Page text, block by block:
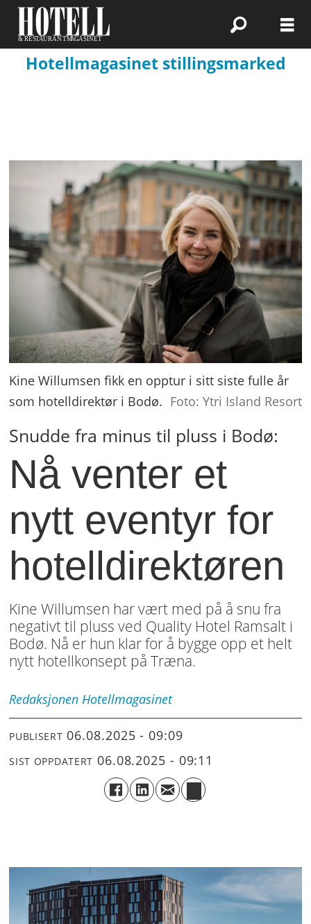
Hotellmagasinet stillingsmarked
Kine Willumsen fikk en opptur i sitt siste fulle år
som hotelldirektør i Bodø. Foto: Ytri Island Resort
Snudde fra minus til pluss i Bodø:
Nå venter et
nytt eventyr for
hotelldirektøren
Kine Willumsen har vært med på å snu fra
negativt til pluss ved Quality Hotel Ramsalt i
Bodø. Nå er hun klar for å bygge opp et helt
nytt hotellkonsept på Træna.
Redaksjonen Hotellmagasinet
PUBLISERT 06.08.2025 - 09:09
SIST OPPDATERT 06.08.2025 - 09:11